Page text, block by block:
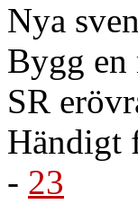
Nya
Bygg
SR
Händigt
- 23